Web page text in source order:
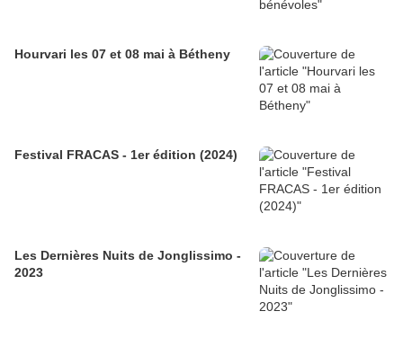
Hourvari les 07 et 08 mai à Bétheny
Festival FRACAS - 1er édition (2024)
Les Dernières Nuits de Jonglissimo -
2023